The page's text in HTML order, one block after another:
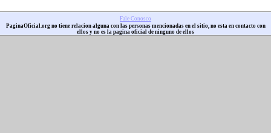
Fale Conosco
PaginaOficial.org no tiene relacion alguna con las personas mencionadas en el sitio, no esta en contacto con
ellos y no es la pagina oficial de ninguno de ellos